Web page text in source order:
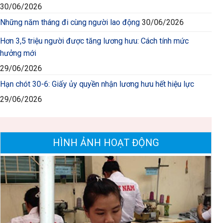
30/06/2026
Những năm tháng đi cùng người lao động 30/06/2026
Hơn 3,5 triệu người được tăng lương hưu: Cách tính mức
hưởng mới
29/06/2026
Hạn chót 30-6: Giấy ủy quyền nhận lương hưu hết hiệu lực
29/06/2026
HÌNH ẢNH HOẠT ĐỘNG